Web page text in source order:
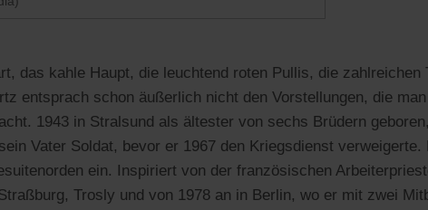
das kahle Haupt, die leuchtend roten Pullis, die zahlreichen
entsprach schon äußerlich nicht den Vorstellungen, die
1943 in Stralsund als ältester von sechs Brüdern
Vater Soldat, bevor er 1967 den Kriegsdienst verweigerte.
ein. Inspiriert von der französischen
Trosly und von 1978 an in Berlin, wo er mit zwei